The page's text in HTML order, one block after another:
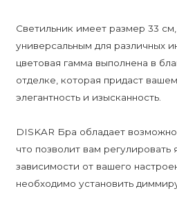
Светильник имеет размер 33
универсальным для различных
цветовая гамма выполнена в
отделке, которая придаст
элегантность и изысканность.
DISKAR Бра обладает
что позволит вам регулировать
зависимости от вашего
необходимо установить